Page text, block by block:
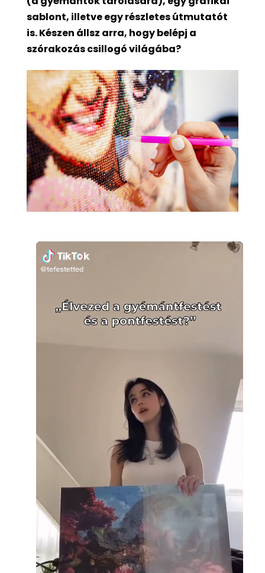
sablont, illetve egy részletes útmutatót
is. Készen állsz arra, hogy belépj a
szórakozás csillogó világába?